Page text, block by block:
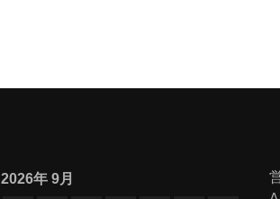
2026年9月